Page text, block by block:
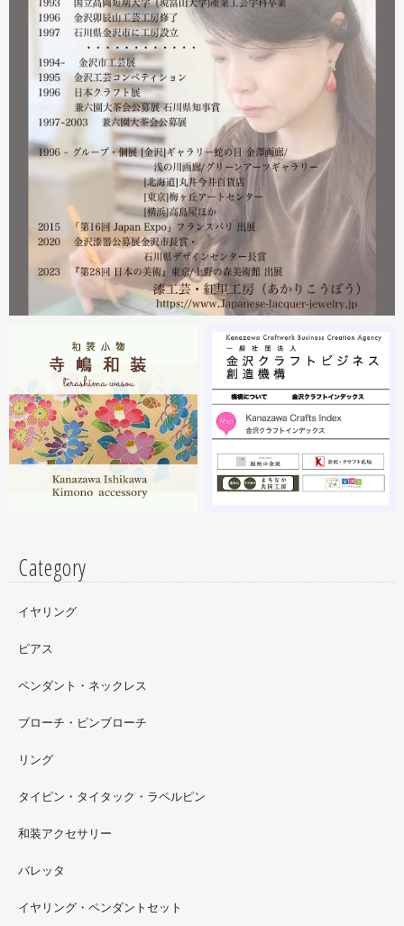
る分につきましては問題ありませんのでご安心ください。
皆様には多大なご心配をおかけしており心苦しいばかりで
はありますが、今後とも紅里工房をどうぞよろしくお願い
いたします。
漆工芸・紅里工房 寺嶋絵里子
2023.02
2月21日から27日まで 仙台三越で開催中の『第22回 金
沢・能登 美味と美技展』に出展しています。会場には作
者本人がおりますのでお近くの方はぜひ遊びにいらしてく
ださい。お待ちしております。
2月19日から23日まで 東京・上野の森美術館で開催中の
『第28回 日本の美術展』に出展しています。
2023.02
昨年初めからT-BASE銀座ギャラリーさんのご依頼で螺鈿
細工のソフビフィギュア装飾のお仕事させていただいてま
す。広面積への螺鈿細工や蒔絵となりますのでかなりの高
額品になりますがご好評のようで嬉しい限りです(^^)写真
はドラマに登場していたキャラクターです。
ただ今 東武百貨店船橋店に出展中です。9月20日まで4階
イベントスペースにいます。お近くの方はぜひお越しくだ
Category
イヤリング
ピアス
ペンダント・ネックレス
ブローチ・ピンブローチ
リング
タイピン・タイタック・ラペルピン
和装アクセサリー
バレッタ
イヤリング・ペンダントセット